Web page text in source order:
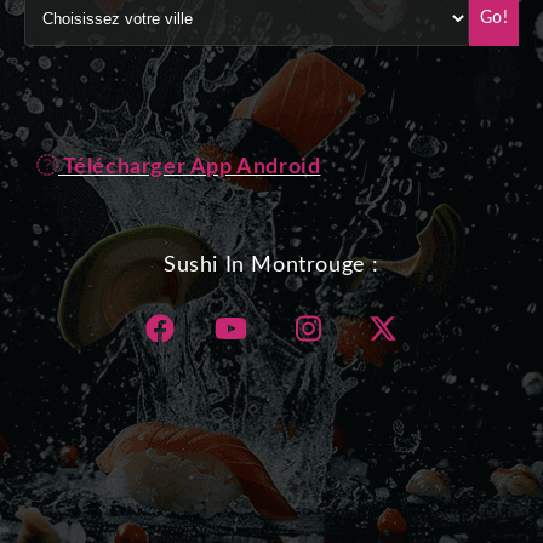
Go!
Télécharger App Android
Sushi In Montrouge :